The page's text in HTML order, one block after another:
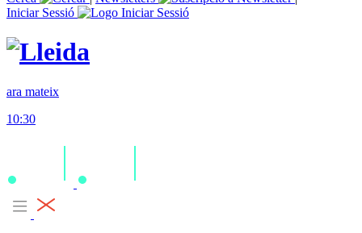
Iniciar Sessió
ara mateix
10:30